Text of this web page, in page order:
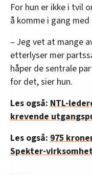
For hun er ikke i tvil
å komme i gang
– Jeg vet at mange
etterlyser mer
håper de sentrale
for det, sier hun.
Les også: NTL-
krevende
Les også: 975
Spekter-